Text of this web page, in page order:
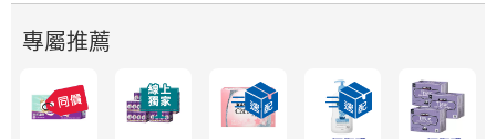
專屬推薦